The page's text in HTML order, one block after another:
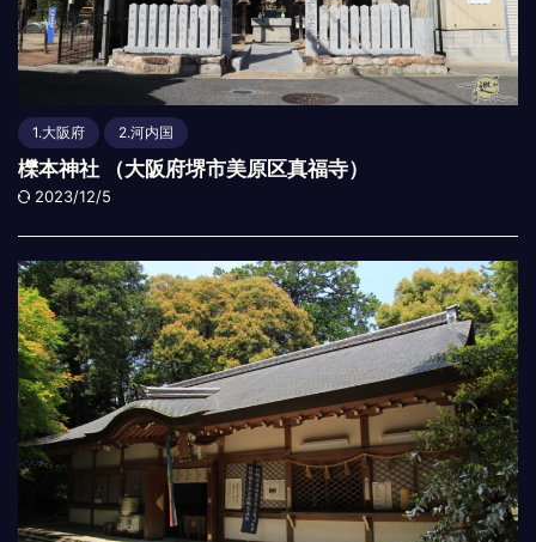
1.大阪府 2.河内国
櫟本神社 （大阪府堺市美原区真福寺）
2023/12/5